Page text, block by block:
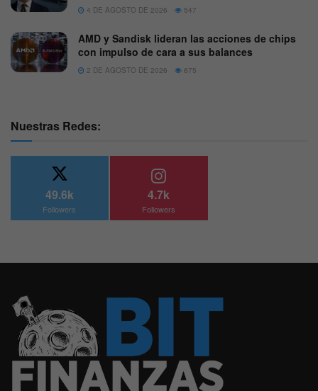
4 DE AGOSTO DE 2026 547
AMD y Sandisk lideran las acciones de chips
con impulso de cara a sus balances
2 DE AGOSTO DE 2026 675
Nuestras Redes:
49.6k
Followers
4.7k
Followers